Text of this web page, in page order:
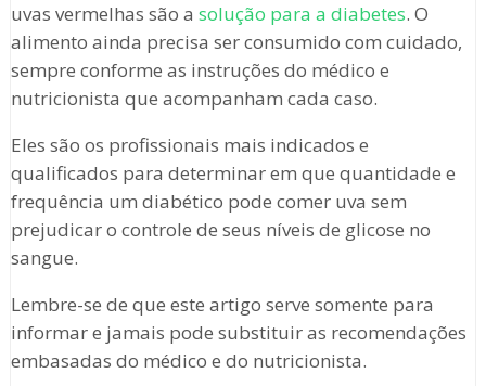
uvas vermelhas são a solução para a diabetes. O
alimento ainda precisa ser consumido com cuidado,
sempre conforme as instruções do médico e
nutricionista que acompanham cada caso.
Eles são os profissionais mais indicados e
qualificados para determinar em que quantidade e
frequência um diabético pode comer uva sem
prejudicar o controle de seus níveis de glicose no
sangue.
Lembre-se de que este artigo serve somente para
informar e jamais pode substituir as recomendações
embasadas do médico e do nutricionista.